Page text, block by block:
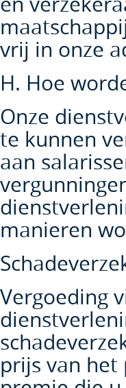
vrij in onze
H. Hoe
Onze
te kunnen
aan
manieren
Vergoeding
prijs van het